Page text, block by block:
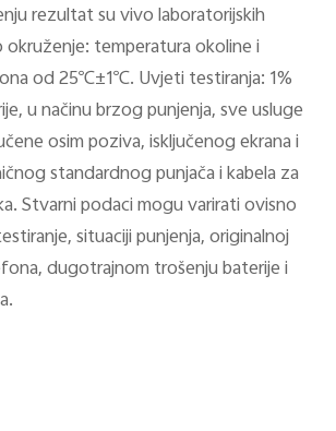
rezultat su vivo laboratorijskih
okruženje: temperatura okoline i
od 25℃±1℃. Uvjeti testiranja: 1%
u načinu brzog punjenja, sve usluge
osim poziva, isključenog ekrana i
standardnog punjača i kabela za
Stvarni podaci mogu varirati ovisno
situaciji punjenja, originalnoj
dugotrajnom trošenju baterije i